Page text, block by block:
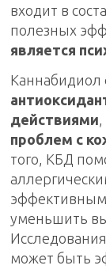
входит в
полезных
является
действиями
проблем с
того, КБД
эффективным
уменьшить
может быть